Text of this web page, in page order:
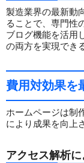
製造業界の最新動
ることで、専門性
ブログ機能を活用
の両方を実現でき
費用対効果を
ホームページは制
により成果を向上
アクセス解析